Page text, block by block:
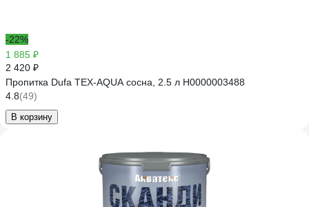
-22%
1 885 ₽
2 420 ₽
Пропитка Dufa TEX-AQUA сосна, 2.5 л Н0000003488
4.8(49)
В корзину